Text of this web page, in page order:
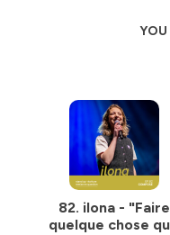
YOU
82. ilona - "Faire
quelque chose